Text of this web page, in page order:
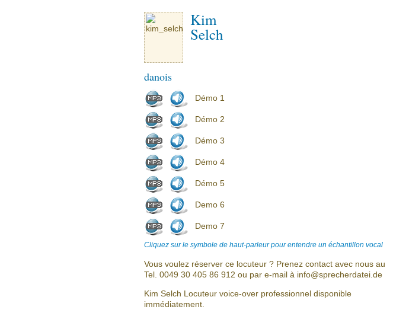
Kim
Selch
danois
Démo 1
Démo 2
Démo 3
Démo 4
Démo 5
Demo 6
Demo 7
Cliquez sur le symbole de haut-parleur pour entendre un échantillon vocal
Vous voulez réserver ce locuteur ? Prenez contact avec nous au
Tel. 0049 30 405 86 912 ou par e-mail à info@sprecherdatei.de
Kim Selch Locuteur voice-over professionnel disponible
immédiatement.